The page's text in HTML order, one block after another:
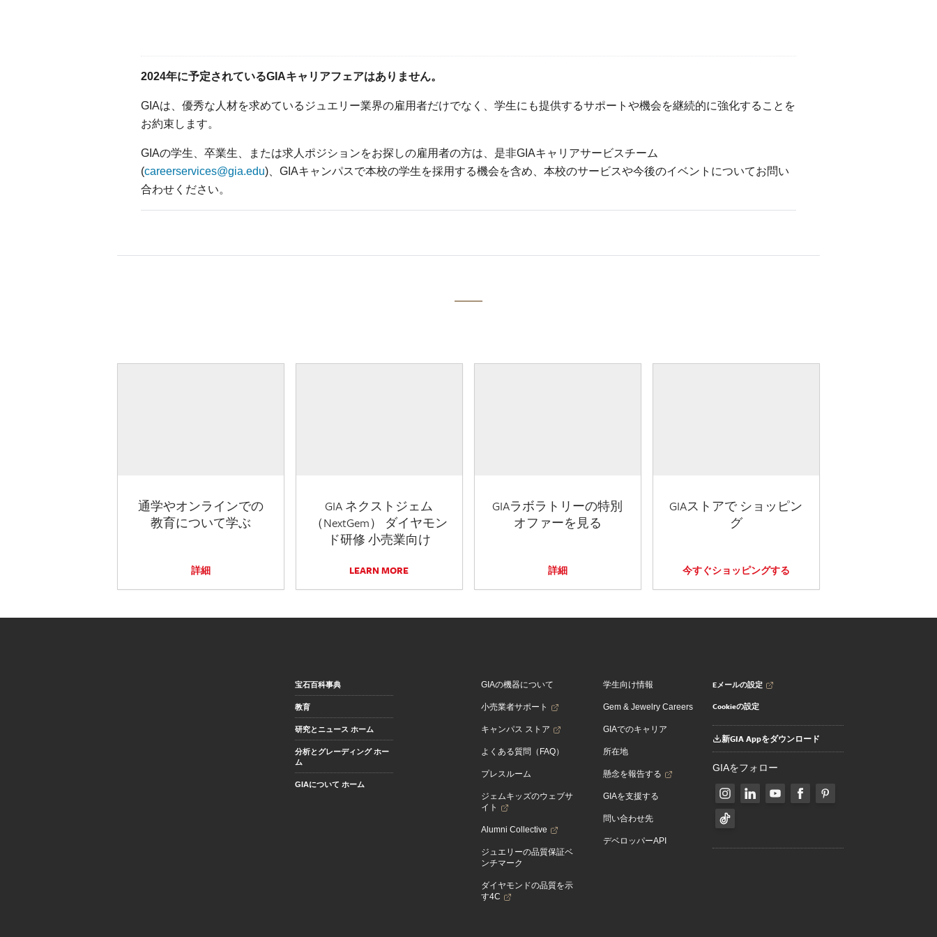
2024年に予定されているGIAキャリアフェアはありません。
GIAは、優秀な人材を求めているジュエリー業界の雇用者だけでなく、学生にも提供するサポートや機会を継続的に強化することを
お約束します。
GIAの学生、卒業生、または求人ポジションをお探しの雇用者の方は、是非GIAキャリアサービスチーム
(careerservices@gia.edu)、GIAキャンパスで本校の学生を採用する機会を含め、本校のサービスや今後のイベントについてお問い
合わせください。
通学やオンラインでの
教育について学ぶ
詳細
GIA ネクストジェム
（NextGem） ダイヤモン
ド研修 小売業向け
LEARN MORE
GIAラボラトリーの特別
オファーを見る
詳細
GIAストアで ショッピン
グ
今すぐショッピングする
宝石百科事典
教育
研究とニュース ホーム
分析とグレーディング ホー
ム
GIAについて ホーム
GIAの機器について
小売業者サポート
キャンパス ストア
よくある質問（FAQ）
プレスルーム
ジェムキッズのウェブサ
イト
Alumni Collective
ジュエリーの品質保証ベ
ンチマーク
ダイヤモンドの品質を示
す4C
学生向け情報
Gem & Jewelry Careers
GIAでのキャリア
所在地
懸念を報告する
GIAを支援する
問い合わせ先
デベロッパーAPI
Eメールの設定
Cookieの設定
新GIA Appをダウンロード
GIAをフォロー